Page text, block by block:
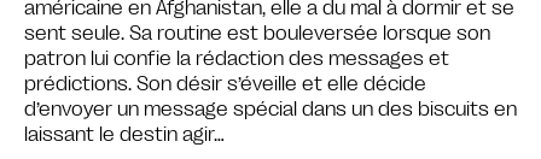
américaine en Afghanistan, elle a du mal à dormir et se
sent seule. Sa routine est bouleversée lorsque son
patron lui confie la rédaction des messages et
prédictions. Son désir s’éveille et elle décide
d’envoyer un message spécial dans un des biscuits en
laissant le destin agir…